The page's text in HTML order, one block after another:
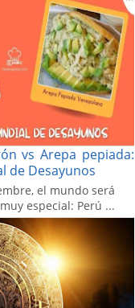
vs Arepa pepiada:
de Desayunos
el mundo será
especial: Perú ...